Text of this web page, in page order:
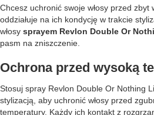
Chcesz uchronić swoje włosy przed
oddziałuje na ich kondycję w trakcie
włosy sprayem Revlon Double Or
pasm na zniszczenie.
Ochrona przed wysoką
Stosuj spray Revlon Double Or Nothing
stylizacją, aby uchronić włosy przed
temperatury. Każdy ich kontakt z